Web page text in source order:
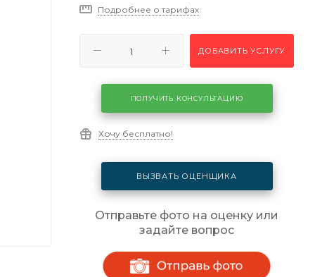
Подробнее о тарифах
ДОБАВИТЬ УСЛУГУ
ПОЛУЧИТЬ КОНСУЛЬТАЦИЮ
Хочу бесплатно!
ВЫЗВАТЬ ОЦЕНЩИКА
Отправьте фото на оценку или
задайте вопрос